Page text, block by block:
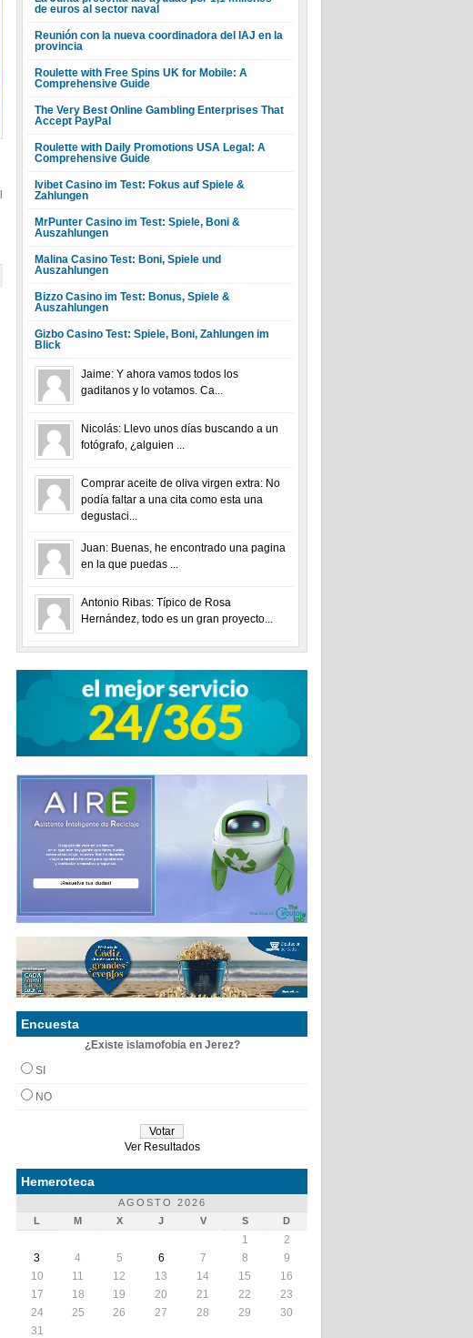
de euros al sector naval
Reunión con la nueva coordinadora del IAJ en la
provincia
Roulette with Free Spins UK for Mobile: A
Comprehensive Guide
The Very Best Online Gambling Enterprises That
Accept PayPal
Roulette with Daily Promotions USA Legal: A
Comprehensive Guide
Ivibet Casino im Test: Fokus auf Spiele &
Zahlungen
MrPunter Casino im Test: Spiele, Boni &
Auszahlungen
Malina Casino Test: Boni, Spiele und
Auszahlungen
Bizzo Casino im Test: Bonus, Spiele &
Auszahlungen
Gizbo Casino Test: Spiele, Boni, Zahlungen im
Blick
Jaime: Y ahora vamos todos los
gaditanos y lo votamos. Ca...
Nicolás: Llevo unos días buscando a un
fotógrafo, ¿alguien ...
Comprar aceite de oliva virgen extra: No
podía faltar a una cita como esta una
degustaci...
Juan: Buenas, he encontrado una pagina
en la que puedas ...
Antonio Ribas: Típico de Rosa
Hernández, todo es un gran proyecto...
Encuesta
¿Existe islamofobia en Jerez?
SI
NO
Ver Resultados
Hemeroteca
AGOSTO 2026
L
M X J V S D
1
2
3
4 5 6 7 8
9
10
11 12 13 14 15
16
17
18 19 20 21 22
23
24
25 26 27 28 29
30
31